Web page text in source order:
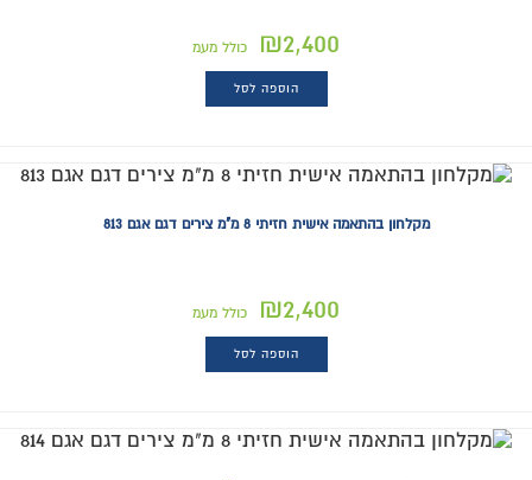
₪2,400 כולל מעמ
הוספה לסל
מקלחון בהתאמה אישית חזיתי 8 מ"מ צירים דגם אגם 813
₪2,400 כולל מעמ
הוספה לסל